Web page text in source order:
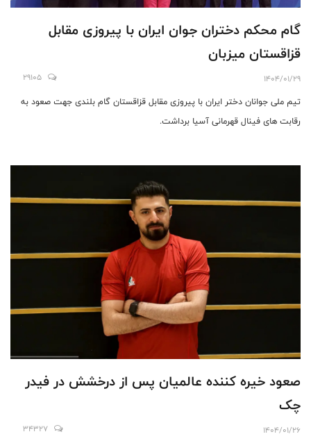
گام محکم دختران جوان ایران با پیروزی مقابل
قزاقستان میزبان
1404/01/29
29105
تیم ملی جوانان دختر ایران با پیروزی مقابل قزاقستان گام بلندی جهت صعود به
رقابت های فینال قهرمانی آسیا برداشت.
صعود خیره کننده عالمیان پس از درخشش در فیدر
چک
1404/01/26
34327